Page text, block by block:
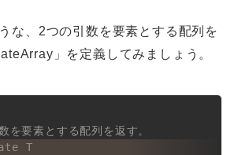
な、2つの引数を要素とする配列を
」を定義してみましょう。
要素とする配列を返す。
T